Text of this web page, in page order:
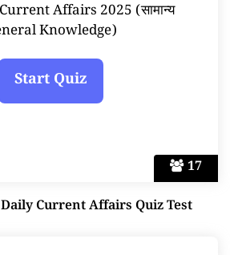
17
Affairs 2025 (सामान्य
Knowledge)
Current Affairs Quiz Test